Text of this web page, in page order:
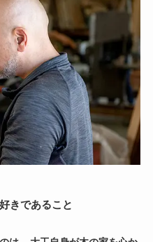
きであること